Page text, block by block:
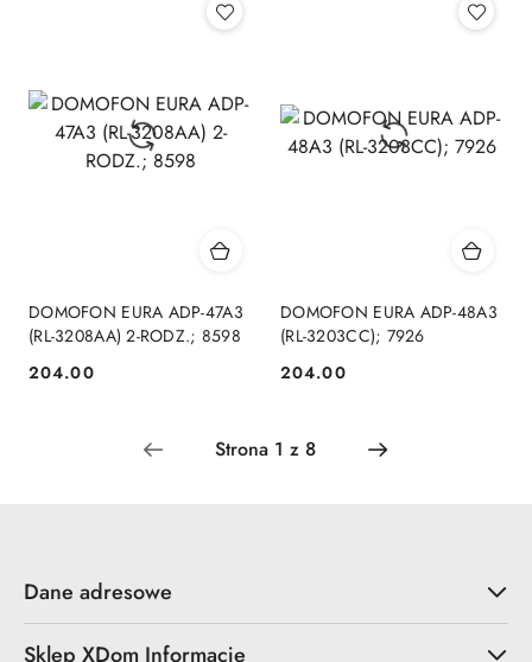
DOMOFON EURA ADP-47A3
(RL-3208AA) 2-RODZ.; 8598
Cena:
204.00
DOMOFON EURA ADP-48A3
(RL-3203CC); 7926
Cena:
204.00
Dane adresowe
Sklep XDom Informacje